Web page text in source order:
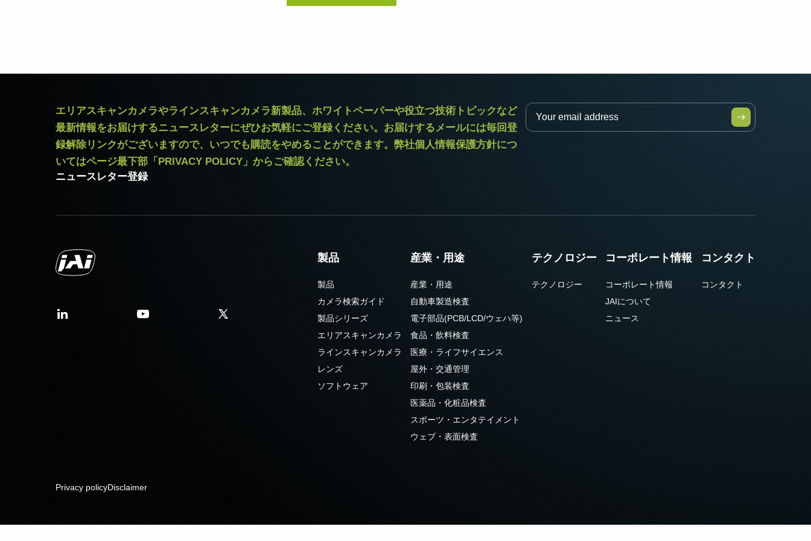
エリアスキャンカメラやラインスキャンカメラ新製品、ホワイトペーパーや役立つ技術トピックなど
最新情報をお届けするニュースレターにぜひお気軽にご登録ください。お届けするメールには毎回登
録解除リンクがございますので、いつでも購読をやめることができます。弊社個人情報保護方針につ
いてはページ最下部「PRIVACY POLICY」からご確認ください。
ニュースレター登録
製品
製品
カメラ検索ガイド
製品シリーズ
エリアスキャンカメラ
ラインスキャンカメラ
レンズ
ソフトウェア
産業・用途
産業・用途
自動車製造検査
電子部品(PCB/LCD/ウェハ等)
食品・飲料検査
医療・ライフサイエンス
屋外・交通管理
印刷・包装検査
医薬品・化粧品検査
スポーツ・エンタテイメント
ウェブ・表面検査
テクノロジー
テクノロジー
コーポレート情報
コーポレート情報
JAIについて
ニュース
コンタクト
コンタクト
Privacy policyDisclaimer